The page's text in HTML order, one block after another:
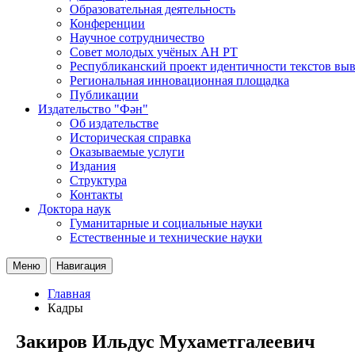
Образовательная деятельность
Конференции
Научное сотрудничество
Совет молодых учёных АН РТ
Республиканский проект идентичности текстов
Региональная инновационная площадка
Публикации
Издательство "Фән"
Об издательстве
Историческая справка
Оказываемые услуги
Издания
Структура
Контакты
Доктора наук
Гуманитарные и социальные науки
Естественные и технические науки
Меню Навигация
Главная
Кадры
Закиров Ильдус Мухаметгалеевич